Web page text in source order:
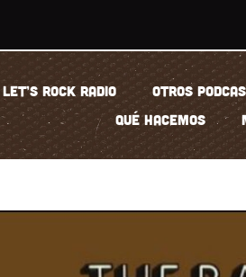
LET’S ROCK RADIO OTROS
QUÉ HACEMOS